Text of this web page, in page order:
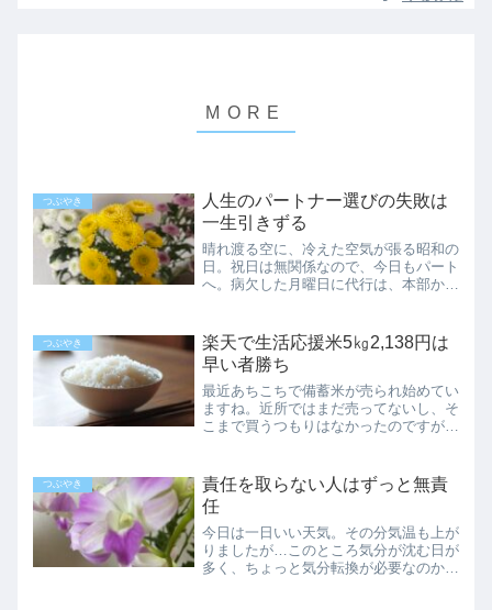
つぶやき
人生のパートナー選びの失敗は
一生引きずる
晴れ渡る空に、冷えた空気が張る昭和の
日。祝日は無関係なので、今日もパート
へ。病欠した月曜日に代行は、本部から
えわかれば、経験者なら大体こなせるシ
ンプルな現場ゆえ、とくに...
つぶやき
楽天で生活応援米5㎏2,138円は
早い者勝ち
最近あちこちで備蓄米が売られ始めてい
ますね。近所ではまだ売ってないし、そ
こまで買うつもりはなかったのですが…
もそろそろ終わりかなと、何気なくサイ
トを見たら、ここでも生活応...
つぶやき
責任を取らない人はずっと無責
任
今日は一日いい天気。その分気温も上が
りましたが…このところ気分が沈む日が
多く、ちょっと気分転換が必要なのかも